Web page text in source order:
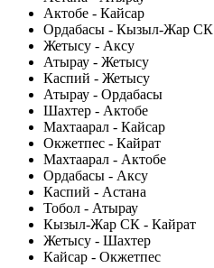
Актобе - Кайсар
Ордабасы - Кызыл-Жар СК
Жетысу - Аксу
Атырау - Жетысу
Каспий - Жетысу
Атырау - Ордабасы
Шахтер - Актобе
Махтаарал - Кайсар
Окжетпес - Кайрат
Махтаарал - Актобе
Ордабасы - Аксу
Каспий - Астана
Тобол - Атырау
Кызыл-Жар СК - Кайрат
Жетысу - Шахтер
Кайсар - Окжетпес